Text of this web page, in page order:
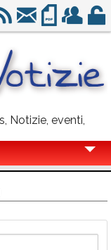
Notizie, eventi,